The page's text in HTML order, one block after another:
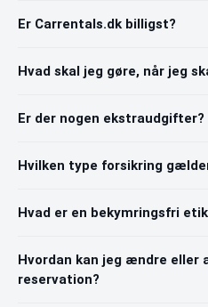
Er Carrentals.dk billigst?
Hvad skal jeg gøre, når jeg
Er der nogen ekstraudgifter?
Hvilken type forsikring
Hvad er en bekymringsfri
Hvordan kan jeg ændre eller
reservation?